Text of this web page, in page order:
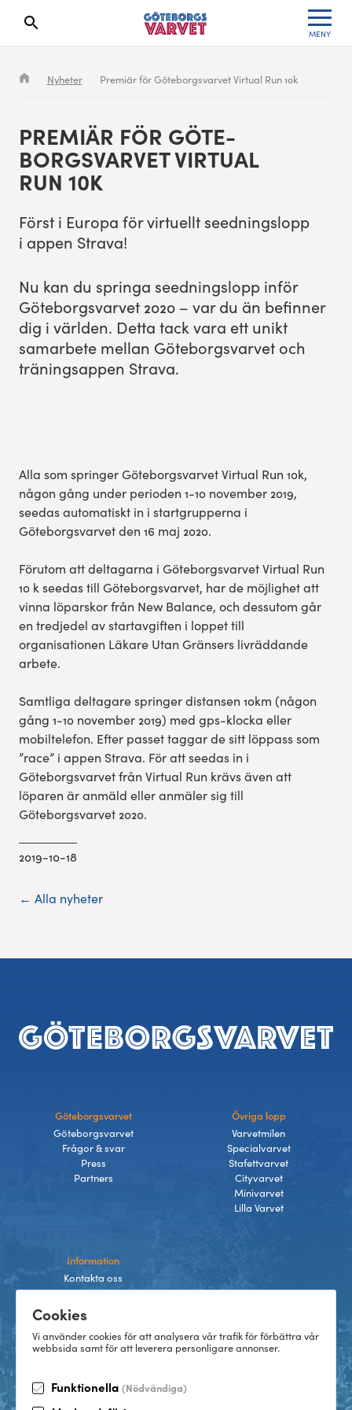
Cookies
Vi använder cookies för att analysera vår trafik för förbättra vår
webbsida samt för att leverera personligare annonser.
Funktionella (Nödvändiga)
MENY
Sökresultaten dyker upp här
Nyheter Premiär för Göteborgsvarvet Virtual Run 10k
PRE­MIÄR FÖR GÖTE­
BORGSVARVET VIR­TU­AL
RUN 10K
Först i Europa för virtuellt seed­ningslopp
i appen Strava!
Nu kan du springa seed­ningslopp inför
Göte­borgsvarvet 2020– var du än befinner
dig i världen. Det­ta tack vara ett unikt
samar­bete mel­lan Göte­borgsvarvet och
trän­ingsap­pen Strava.
Alla som springer Göteborgsvarvet Virtual Run 10k,
någon gång under perioden 1-10 november 2019,
seedas automatiskt in i startgrupperna i
Göteborgsvarvet den 16 maj 2020.
Förutom att deltagarna i Göteborgsvarvet Virtual Run
10 k seedas till Göteborgsvarvet, har de möjlighet att
vinna löparskor från New Balance, och dessutom går
en tredjedel av startavgiften i loppet till
organisationen Läkare Utan Gränsers livräddande
arbete.
Samtliga deltagare springer distansen 10km (någon
gång 1-10 november 2019) med gps-klocka eller
mobiltelefon. Efter passet taggar de sitt löppass som
”race” i appen Strava. För att seedas in i
Göteborgsvarvet från Virtual Run krävs även att
löparen är anmäld eller anmäler sig till
Göteborgsvarvet 2020.
2019-10-18
← Alla nyheter
Sidfot
Göteborgsvarvet
Göteborgsvarvet
Frågor & svar
Press
Partners
Övriga lopp
Varvetmilen
Specialvarvet
Stafettvarvet
Cityvarvet
Minivarvet
Lilla Varvet
Information
Kontakta oss
Villkor
Cookies
Seedningsregler
Bana
Göteborgsvarvet Expo
Spring för välgörenhet
Göteborgsvarvet familjeområde
Res, bo, upplev
Funktionär/Volontär
Cityvarvet
Minivarvet
Lilla Varvet
Leverantörer
Partners Varvetveckan
Partnerportal
Anmälan